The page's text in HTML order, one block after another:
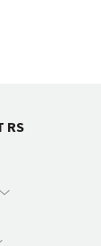
RS